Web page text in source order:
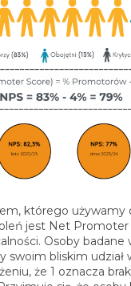
którego używamy
jest Net Promoter
Osoby badane
swoim bliskim
że 1 oznacza